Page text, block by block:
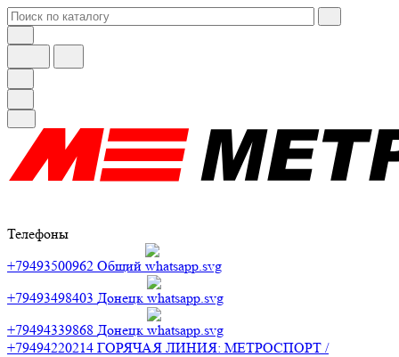
Телефоны
+79493500962 Общий
+79493498403 Донецк
+79494339868 Донецк
+79494220214 ГОРЯЧАЯ ЛИНИЯ: МЕТРОСПОРТ /